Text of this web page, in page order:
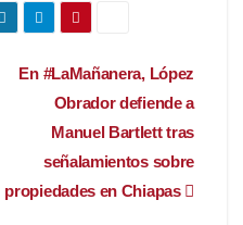
En #LaMañanera, López
Obrador defiende a
Manuel Bartlett tras
señalamientos sobre
propiedades en Chiapas